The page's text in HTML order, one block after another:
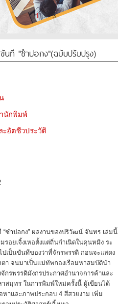
1 2 3
นที "ซำปอกง"(ฉบับปรับปรุง)
นักพิมพ์
ะอัตชีวประวัติ
“ซำปอกง” ผลงานของปริวัฒน์ จันทร เล่มนี้
อยเจิ้งเหอตั้งแต่ถิ่นกำเนิดในคุนหมิง ระ
ปเป็นขันทีของว่าที่จักรพรรดิ ก่อนจะแสดง
า จนมาเป็นแม่ทัพกองเรือมหาสมบัตินำ
กรพรรดิมังกรประกาศอำนาจการค้าและ
าสมุทร ในการพิมพ์ใหม่ครั้งนี้ ผู้เขียนได้
หาและภาพประกอบ 4 สีสวยงาม เพิ่ม